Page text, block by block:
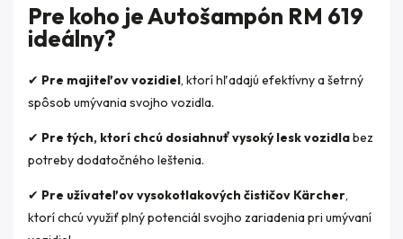
Pre koho je Autošampón RM 619
ideálny?
✔ Pre majiteľov vozidiel, ktorí hľadajú efektívny a šetrný
spôsob umývania svojho vozidla.
✔ Pre tých, ktorí chcú dosiahnuť vysoký lesk vozidlabez
potreby dodatočného leštenia.
✔ Pre užívateľov vysokotlakových čističov Kärcher,
ktorí chcú využiť plný potenciál svojho zariadenia pri umývaní